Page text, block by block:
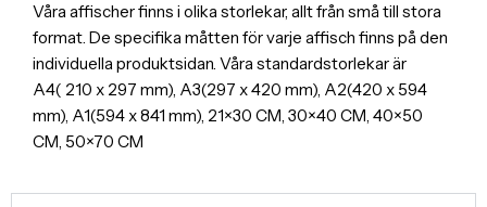
Våra affischer finns i olika storlekar, allt från små till stora
format. De specifika måtten för varje affisch finns på den
individuella produktsidan. Våra standardstorlekar är
A4( 210 x 297 mm), A3(297 x 420 mm), A2(420 x 594
mm), A1(594 x 841 mm), 21×30 CM, 30×40 CM, 40×50
CM, 50×70 CM